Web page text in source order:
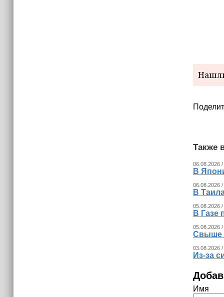
Также
06.08.2026 /
В
06.08.2026
В
05.08.2026
В Газе
05.08.2026 /
Свыше
03.08.2026
Из‑за
Имя